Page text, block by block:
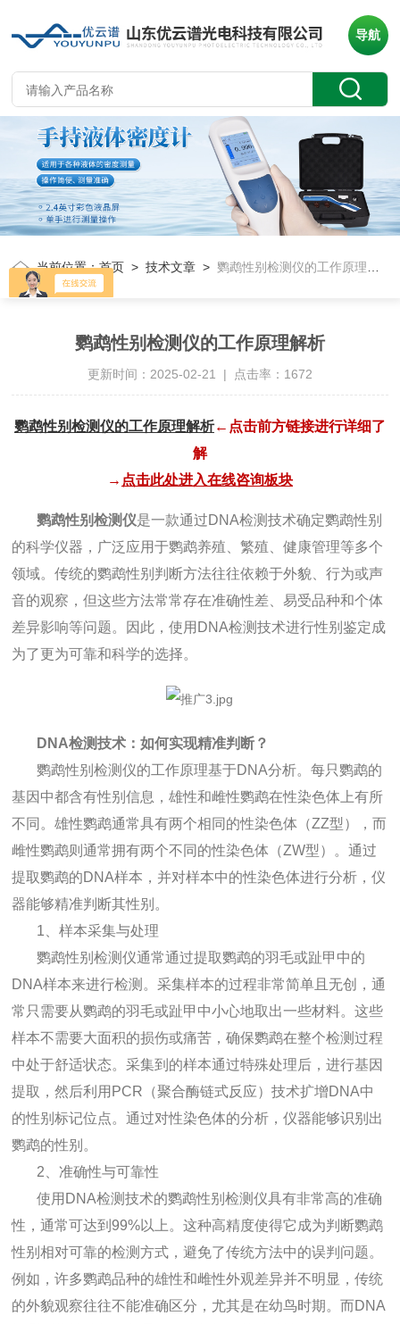
导航
当前位置：首页 >技术文章 > 鹦鹉性别检测仪的工作原理解析
鹦鹉性别检测仪的工作原理解析
更新时间：2025-02-21 | 点击率：1672
鹦鹉性别检测仪的工作原理解析←点击前方链接进行详细了
解
→ 点击此处进入在线咨询板块
鹦鹉性别检测仪是一款通过DNA检测技术确定鹦鹉性别
的科学仪器，广泛应用于鹦鹉养殖、繁殖、健康管理等多个
领域。传统的鹦鹉性别判断方法往往依赖于外貌、行为或声
音的观察，但这些方法常常存在准确性差、易受品种和个体
差异影响等问题。因此，使用DNA检测技术进行性别鉴定成
为了更为可靠和科学的选择。
DNA检测技术：如何实现精准判断？
鹦鹉性别检测仪的工作原理基于DNA分析。每只鹦鹉的
基因中都含有性别信息，雄性和雌性鹦鹉在性染色体上有所
不同。雄性鹦鹉通常具有两个相同的性染色体（ZZ型），而
雌性鹦鹉则通常拥有两个不同的性染色体（ZW型）。通过
提取鹦鹉的DNA样本，并对样本中的性染色体进行分析，仪
器能够精准判断其性别。
1、样本采集与处理
鹦鹉性别检测仪通常通过提取鹦鹉的羽毛或趾甲中的
DNA样本来进行检测。采集样本的过程非常简单且无创，通
常只需要从鹦鹉的羽毛或趾甲中小心地取出一些材料。这些
样本不需要大面积的损伤或痛苦，确保鹦鹉在整个检测过程
中处于舒适状态。采集到的样本通过特殊处理后，进行基因
提取，然后利用PCR（聚合酶链式反应）技术扩增DNA中
的性别标记位点。通过对性染色体的分析，仪器能够识别出
鹦鹉的性别。
2、准确性与可靠性
使用DNA检测技术的鹦鹉性别检测仪具有非常高的准确
性，通常可达到99%以上。这种高精度使得它成为判断鹦鹉
性别相对可靠的检测方式，避免了传统方法中的误判问题。
例如，许多鹦鹉品种的雄性和雌性外观差异并不明显，传统
的外貌观察往往不能准确区分，尤其是在幼鸟时期。而DNA